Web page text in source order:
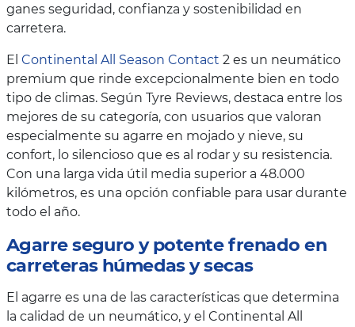
ganes seguridad, confianza y sostenibilidad en
carretera.
El Continental All Season Contact 2 es un neumático
premium que rinde excepcionalmente bien en todo
tipo de climas. Según Tyre Reviews, destaca entre los
mejores de su categoría, con usuarios que valoran
especialmente su agarre en mojado y nieve, su
confort, lo silencioso que es al rodar y su resistencia.
Con una larga vida útil media superior a 48.000
kilómetros, es una opción confiable para usar durante
todo el año.
Agarre seguro y potente frenado en
carreteras húmedas y secas
El agarre es una de las características que determina
la calidad de un neumático, y el Continental All